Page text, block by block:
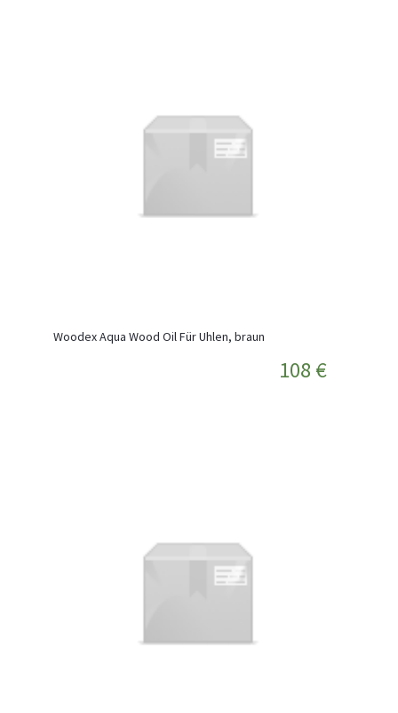
Woodex Aqua Wood Oil Für Uhlen, braun
108 €